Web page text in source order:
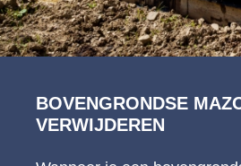
BOVENGRONDSE
VERWIJDEREN